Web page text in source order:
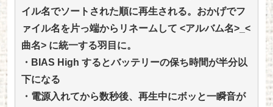
イル名でソートされた順に再生される。おかげでフ
ァイル名を片っ端からリネームして <アルバム名>_<
曲名> に統一する羽目に。
・BIAS High するとバッテリーの保ち時間が半分以
下になる
・電源入れてから数秒後、再生中にボッと一瞬音が